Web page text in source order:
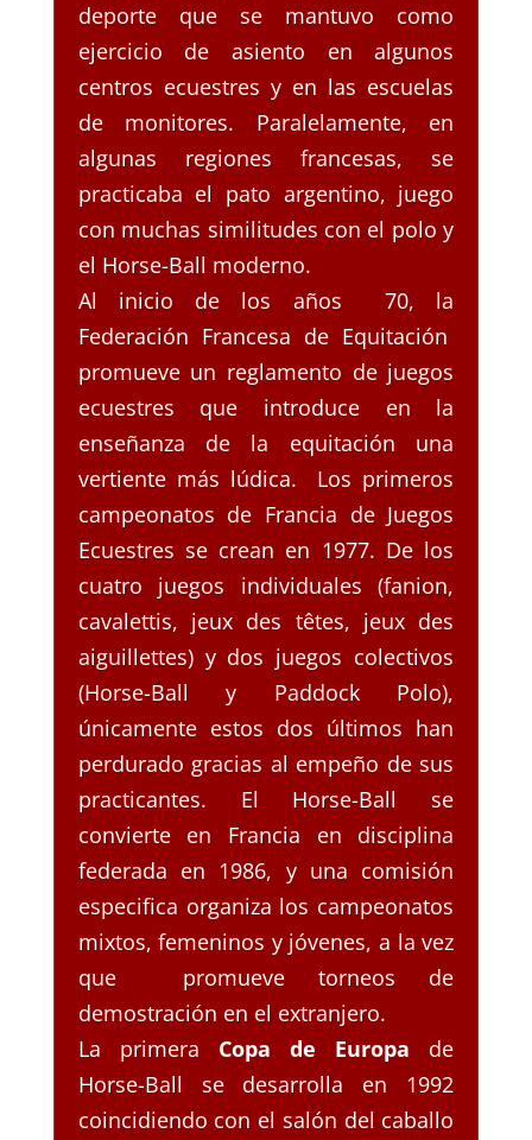
deporte que se mantuvo como
ejercicio de asiento en algunos
centros ecuestres y en las escuelas
de monitores. Paralelamente, en
algunas regiones francesas, se
practicaba el pato argentino, juego
con muchas similitudes con el polo y
el Horse-Ball moderno.
Al inicio de los años 70, la
Federación Francesa de Equitación
promueve un reglamento de juegos
ecuestres que introduce en la
enseñanza de la equitación una
vertiente más lúdica. Los primeros
campeonatos de Francia de Juegos
Ecuestres se crean en 1977. De los
cuatro juegos individuales (fanion,
cavalettis, jeux des têtes, jeux des
aiguillettes) y dos juegos colectivos
(Horse-Ball y Paddock Polo),
únicamente estos dos últimos han
perdurado gracias al empeño de sus
practicantes. El Horse-Ball se
convierte en Francia en disciplina
federada en 1986, y una comisión
especifica organiza los campeonatos
mixtos, femeninos y jóvenes, a la vez
que promueve torneos de
demostración en el extranjero.
La primera Copa de Europa de
Horse-Ball se desarrolla en 1992
coincidiendo con el salón del caballo